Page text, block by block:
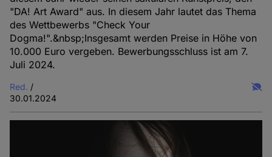
"DA! Art Award" aus. In diesem Jahr lautet das Thema
des Wettbewerbs "Check Your
Dogma!".&nbsp;Insgesamt werden Preise in Höhe von
10.000 Euro vergeben. Bewerbungsschluss ist am 7.
Juli 2024.
Red. /
30.01.2024